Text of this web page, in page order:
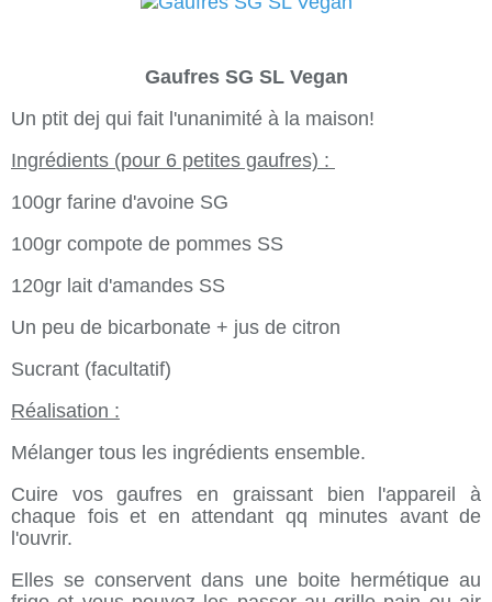
Gaufres SG SL Vegan
Un ptit dej qui fait l'unanimité à la maison!
Ingrédients (pour 6 petites gaufres) :
100gr farine d'avoine SG
100gr compote de pommes SS
120gr lait d'amandes SS
Un peu de bicarbonate + jus de citron
Sucrant (facultatif)
Réalisation :
Mélanger tous les ingrédients ensemble.
Cuire vos gaufres en graissant bien l'appareil à
chaque fois et en attendant qq minutes avant de
l'ouvrir.
Elles se conservent dans une boite hermétique au